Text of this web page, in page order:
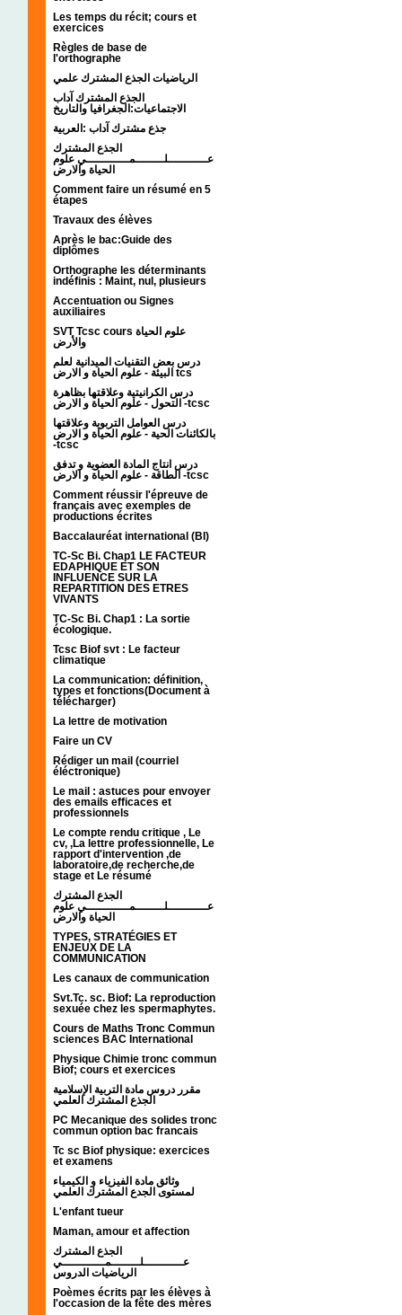
Les temps du récit; cours et
exercices
Règles de base de
l'orthographe
الرياضيات الجذع المشترك علمي
الجذع المشترك آداب
الاجتماعيات:الجغرافيا والتاريخ
جذع مشترك آداب :العربية
الجذع المشترك
عـــــــــــلــــــــمــــــــــــي علوم
الحياة والارض
Comment faire un résumé en 5
étapes
Travaux des élèves
Après le bac:Guide des
diplômes
Orthographe les déterminants
indéfinis : Maint, nul, plusieurs
Accentuation ou Signes
auxiliaires
SVT Tcsc cours علوم الحياة
والأرض
درس بعض التقنيات الميدانية لعلم
البيئة - علوم الحياة و الارض tcs
درس الكرانيتية وعلاقتها بظاهرة
التحول - علوم الحياة و الارض -tcsc
درس العوامل التربوية وعلاقتها
بالكائنات الحية - علوم الحياة و الارض
-tcsc
درس انتاج المادة العضوية و تدفق
الطاقة - علوم الحياة و الارض -tcsc
Comment réussir l'épreuve de
français avec exemples de
productions écrites
Baccalauréat international (BI)
TC-Sc Bi. Chap1 LE FACTEUR
EDAPHIQUE ET SON
INFLUENCE SUR LA
REPARTITION DES ETRES
VIVANTS
TC-Sc Bi. Chap1 : La sortie
écologique.
Tcsc Biof svt : Le facteur
climatique
La communication: définition,
types et fonctions(Document à
télécharger)
La lettre de motivation
Faire un CV
Rédiger un mail (courriel
éléctronique)
Le mail : astuces pour envoyer
des emails efficaces et
professionnels
Le compte rendu critique , Le
cv, ,La lettre professionnelle, Le
rapport d'intervention ,de
laboratoire,de recherche,de
stage et Le résumé
الجذع المشترك
عـــــــــــلــــــــمــــــــــــي علوم
الحياة والارض
TYPES, STRATÉGIES ET
ENJEUX DE LA
COMMUNICATION
Les canaux de communication
Svt.Tc. sc. Biof: La reproduction
sexuée chez les spermaphytes.
Cours de Maths Tronc Commun
sciences BAC International
Physique Chimie tronc commun
Biof; cours et exercices
مقرر دروس مادة التربية الإسلامية
الجذع المشترك العلمي
PC Mecanique des solides tronc
commun option bac francais
Tc sc Biof physique: exercices
et examens
وثائق مادة الفيزياء و الكيمياء
L'enfant tueur
Maman, amour et affection
الجذع المشترك
عـــــــــــلــــــــمــــــــــــي
الرياضيات الدروس
Poèmes écrits par les élèves à
l'occasion de la fête des mères